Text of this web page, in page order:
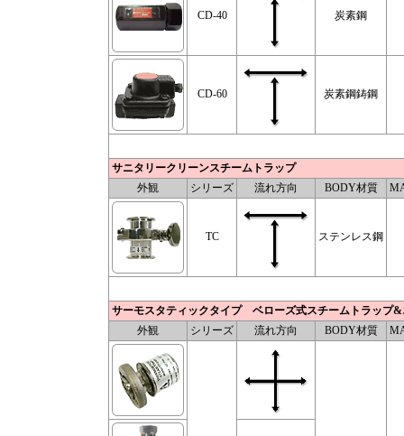
CD-40 炭素鋼
CD-60 炭素鋼鋳鋼
サニタリークリーンスチームトラップ
外観
シリーズ 流れ方向 BODY材質
TC ステンレス鋼
サーモスタティックタイプ ベローズ式スチームトラップ&
外観
シリーズ 流れ方向 BODY材質